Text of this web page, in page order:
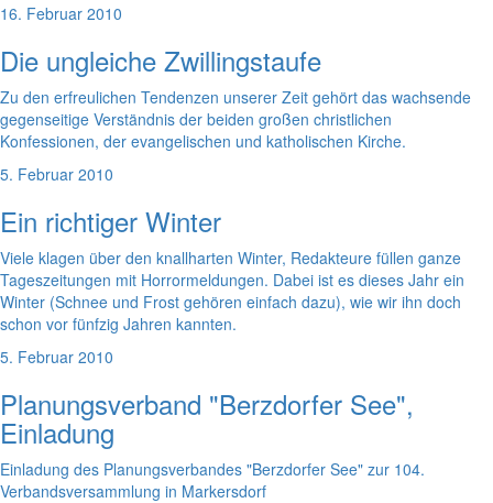
16. Februar 2010
Die ungleiche Zwillingstaufe
Zu den erfreulichen Tendenzen unserer Zeit gehört das wachsende
gegenseitige Verständnis der beiden großen christlichen
Konfessionen, der evangelischen und katholischen Kirche.
5. Februar 2010
Ein richtiger Winter
Viele klagen über den knallharten Winter, Redakteure füllen ganze
Tageszeitungen mit Horrormeldungen. Dabei ist es dieses Jahr ein
Winter (Schnee und Frost gehören einfach dazu), wie wir ihn doch
schon vor fünfzig Jahren kannten.
5. Februar 2010
Planungsverband "Berzdorfer See",
Einladung
Einladung des Planungsverbandes "Berzdorfer See" zur 104.
Verbandsversammlung in Markersdorf